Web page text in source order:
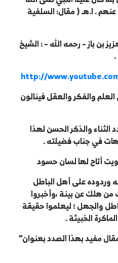
. ا.هـ ( مقال: السلفية
بن باز – رحمه الله – : الشيخ
.
http://
والفكر والعقل فينالون
الثناء والذكر الحسن لهذا
في جناب فضيلته .
أتاح لها لسان حسود
وردوده على أهل الباطل
هلك عن بينة ،وأخبروا
والجهل ؛ ليعلموا حقيقة
الخبيثة .
مفيد بهذا الصدد بعنوان”